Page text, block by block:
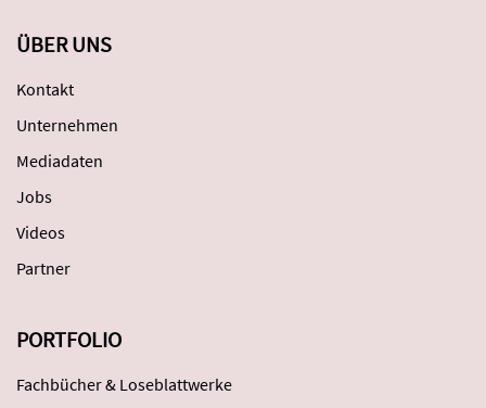
ÜBER UNS
Kontakt
Unternehmen
Mediadaten
Jobs
Videos
Partner
PORTFOLIO
Fachbücher & Loseblattwerke